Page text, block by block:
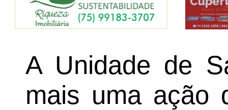
A Unidade de
mais uma ação